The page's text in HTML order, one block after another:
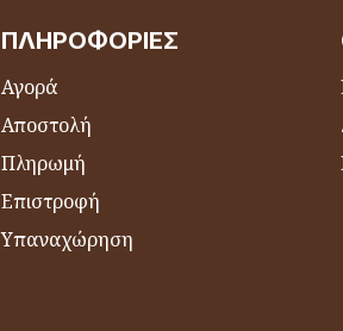
ΠΛΗΡΟΦΟΡΊΕΣ
Αγορά
Αποστολή
Πληρωμή
Επιστροφή
Υπαναχώρηση